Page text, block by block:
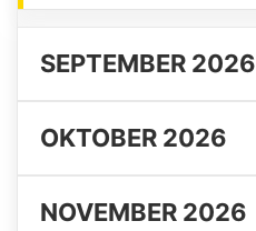
SEPTEMBER 2026
OKTOBER 2026
NOVEMBER 2026